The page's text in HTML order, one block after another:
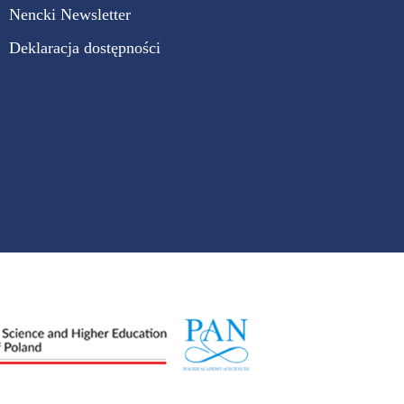
Nencki Newsletter
Deklaracja dostępności